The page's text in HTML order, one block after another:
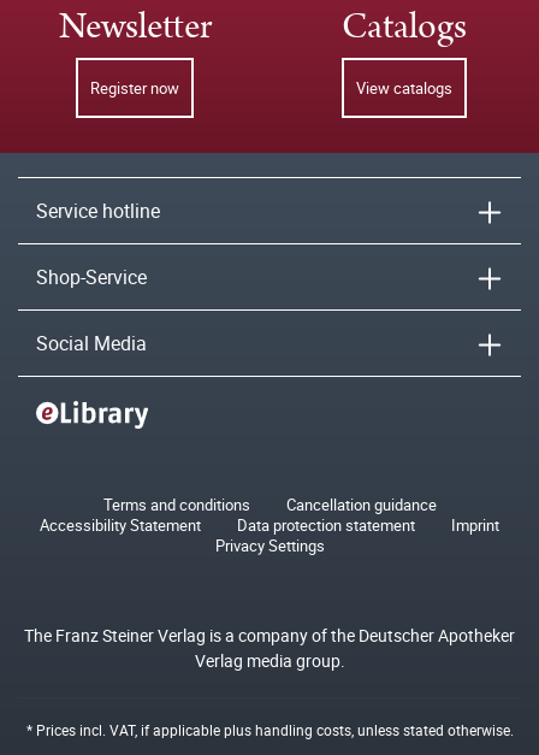
Newsletter
Register now
Catalogs
View catalogs
Service hotline
Shop-Service
Social Media
Terms and conditions
Cancellation guidance
Accessibility Statement
Data protection statement
Imprint
Privacy Settings
The Franz Steiner Verlag is a company of the Deutscher Apotheker
Verlag media group.
* Prices incl. VAT, if applicable plushandling costs, unless stated otherwise.